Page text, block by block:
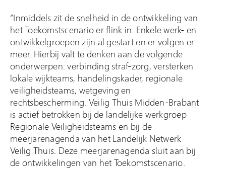
“Inmiddels zit de snelheid in de ontwikkeling van
het Toekomstscenario er flink in. Enkele werk- en
ontwikkelgroepen zijn al gestart en er volgen er
meer. Hierbij valt te denken aan de volgende
onderwerpen: verbinding straf-zorg, versterken
lokale wijkteams, handelingskader, regionale
veiligheidsteams, wetgeving en
rechtsbescherming. Veilig Thuis Midden-Brabant
is actief betrokken bij de landelijke werkgroep
Regionale Veiligheidsteams en bij de
meerjarenagenda van het Landelijk Netwerk
Veilig Thuis. Deze meerjarenagenda sluit aan bij
de ontwikkelingen van het Toekomstscenario.